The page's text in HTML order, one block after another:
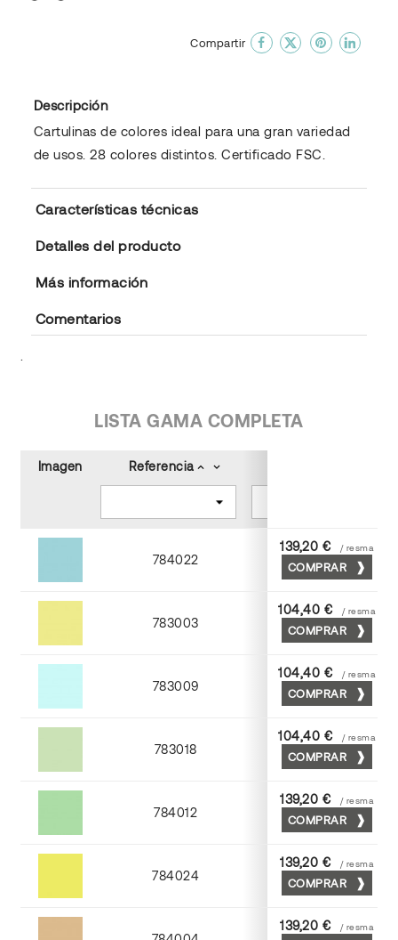
Compartir
Descripción
Cartulinas de colores ideal para una gran variedad
de usos. 28 colores distintos. Certificado FSC.
Características técnicas
Detalles del producto
Más información
Comentarios
LISTA GAMA COMPLETA
Imagen Referencia keyboard_arrow_up keyboard_arrow_down
784022
Turquesa
139,20 € / resma
COMPRAR
783003
Amarillo
104,40 € / resma
COMPRAR
783009
Azul
104,40 € / resma
COMPRAR
783018
Verde
104,40 € / resma
COMPRAR
784012
Nilo
139,20 € / resma
COMPRAR
784024
Cromo
139,20 € / resma
COMPRAR
139,20 € / resma